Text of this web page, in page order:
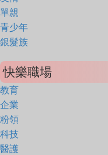
單親
青少年
銀髮族
快樂職場
教育
企業
粉領
科技
醫護